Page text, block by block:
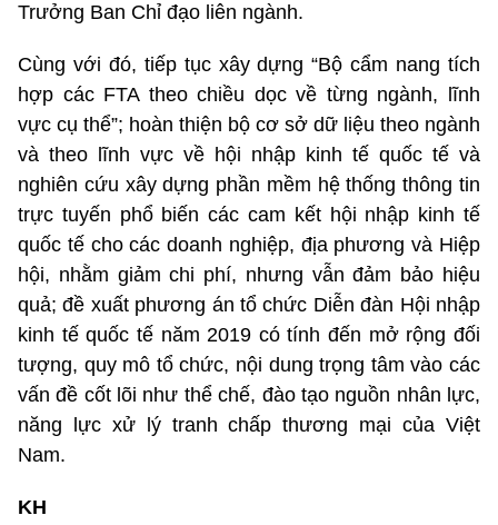
Trưởng Ban Chỉ đạo liên ngành.
Cùng với đó, tiếp tục xây dựng “Bộ cẩm nang tích
hợp các FTA theo chiều dọc về từng ngành, lĩnh
vực cụ thể”; hoàn thiện bộ cơ sở dữ liệu theo ngành
và theo lĩnh vực về hội nhập kinh tế quốc tế và
nghiên cứu xây dựng phần mềm hệ thống thông tin
trực tuyến phổ biến các cam kết hội nhập kinh tế
quốc tế cho các doanh nghiệp, địa phương và Hiệp
hội, nhằm giảm chi phí, nhưng vẫn đảm bảo hiệu
quả; đề xuất phương án tổ chức Diễn đàn Hội nhập
kinh tế quốc tế năm 2019 có tính đến mở rộng đối
tượng, quy mô tổ chức, nội dung trọng tâm vào các
vấn đề cốt lõi như thể chế, đào tạo nguồn nhân lực,
năng lực xử lý tranh chấp thương mại của Việt
Nam.
KH